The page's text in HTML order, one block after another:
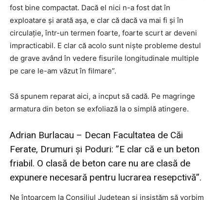
fost bine compactat. Dacă el nici n-a fost dat în
exploatare şi arată aşa, e clar că dacă va mai fi şi în
circulaţie, într-un termen foarte, foarte scurt ar deveni
impracticabil. E clar că acolo sunt nişte probleme destul
de grave având în vedere fisurile longitudinale multiple
pe care le-am văzut în filmare”.
Să spunem reparat aici, a incput să cadă. Pe magringe
armatura din beton se exfoliază la o simplă atingere.
Adrian Burlacau – Decan Facultatea de Căi
Ferate, Drumuri şi Poduri: ”E clar că e un beton
friabil. O clasă de beton care nu are clasă de
expunere necesară pentru lucrarea resepctivă”.
Ne întoarcem la Consiliul Judeţean şi insistăm să vorbim